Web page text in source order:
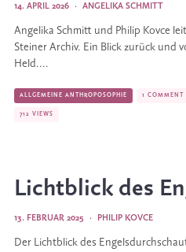
ANGELIKA SCHMITT
·
14. APRIL 2026
Angelika Schmitt und Philip Kovce
Steiner Archiv. Ein Blick zurück und
Held....
ALLGEMEINE ANTHROPOSOPHIE 1 COMMENT
712 VIEWS
Lichtblick des
PHILIP KOVCE
·
13. FEBRUAR 2025
Der Lichtblick des